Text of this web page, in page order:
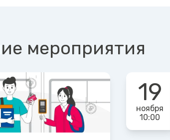
мероприятия
19
ноября
10:00